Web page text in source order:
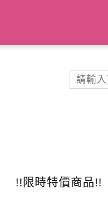
!!限時特價商品!!